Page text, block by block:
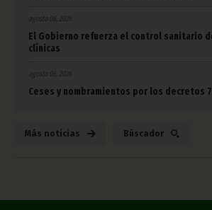
agosto 06, 2026
El Gobierno refuerza el control sanitario
clínicas
agosto 06, 2026
Ceses y nombramientos por los decretos
Más noticias Búscador